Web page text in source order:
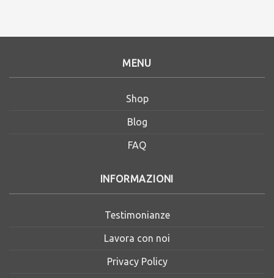
MENU
Shop
Blog
FAQ
INFORMAZIONI
Testimonianze
Lavora con noi
Privacy Policy